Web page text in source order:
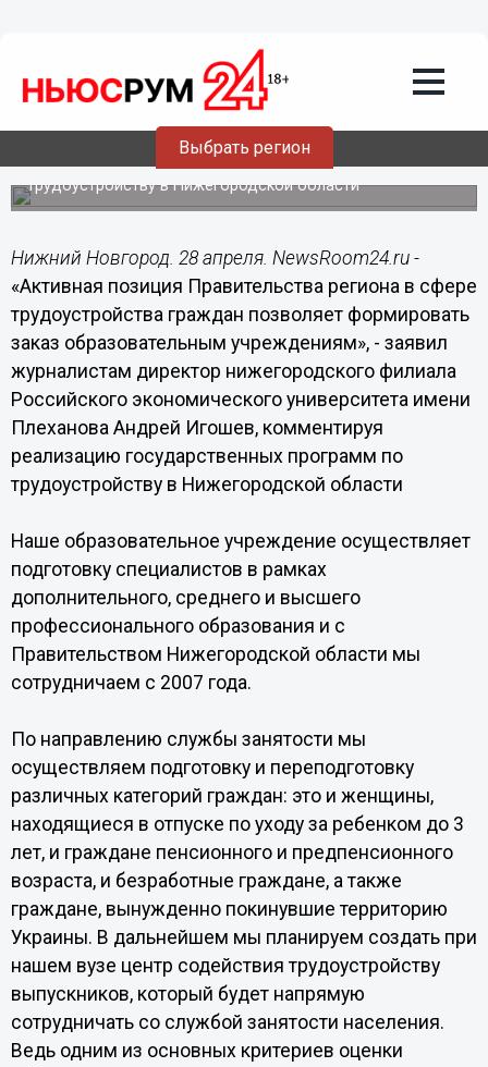
Выбрать регион
граждан позволяет формировать заказ
образовательным учреждениям, -
Игошев
Директор нижегородского филиала Российского
экономического университета имени Плеханова
прокомментировал реализацию госпрограмм по
трудоустройству в Нижегородской области
Нижний Новгород. 28 апреля. NewsRoom24.ru -
«Активная позиция Правительства региона в сфере
трудоустройства граждан позволяет формировать
заказ образовательным учреждениям», - заявил
журналистам директор нижегородского филиала
Российского экономического университета имени
Плеханова Андрей Игошев, комментируя
реализацию государственных программ по
трудоустройству в Нижегородской области
Наше образовательное учреждение осуществляет
подготовку специалистов в рамках
дополнительного, среднего и высшего
профессионального образования и с
Правительством Нижегородской области мы
сотрудничаем с 2007 года.
По направлению службы занятости мы
осуществляем подготовку и переподготовку
различных категорий граждан: это и женщины,
находящиеся в отпуске по уходу за ребенком до 3
лет, и граждане пенсионного и предпенсионного
возраста, и безработные граждане, а также
граждане, вынужденно покинувшие территорию
Украины. В дальнейшем мы планируем создать при
нашем вузе центр содействия трудоустройству
выпускников, который будет напрямую
сотрудничать со службой занятости населения.
Ведь одним из основных критериев оценки